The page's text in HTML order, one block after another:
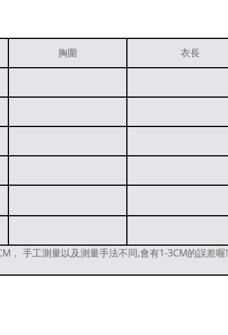
胸圍 衣長
， 手工測量以及測量手法不同,會有1-3CM的誤差喔!